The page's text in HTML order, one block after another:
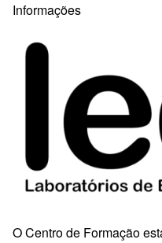
Informações
O Centro de Formação